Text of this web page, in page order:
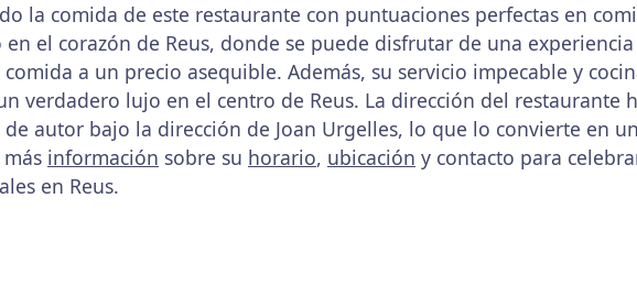
la comida de este restaurante con puntuaciones perfectas en
en el corazón de Reus, donde se puede disfrutar de una
a un precio asequible. Además, su servicio impecable y
verdadero lujo en el centro de Reus. La dirección del restaurante
de autor bajo la dirección de Joan Urgelles, lo que lo convierte en
información sobre su horario, ubicación y contacto para
en Reus.